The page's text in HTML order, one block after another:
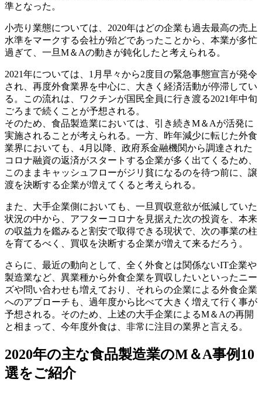
準となった。
小売り業態については、2020年はどの企業も過去最高の売上
水準をマークする会社が殆どであったことから、本業が多忙
過ぎて、一旦M＆Aの動きが鈍化したと考えられる。
2021年については、1月早々から2度目の緊急事態宣言が発令
され、再度外食業界を中心に、大きく経済活動が停滞してい
る。この流れは、ワクチンが国民全員に行き渡る2021年中旬
ごろまで続くことが予想される。
そのため、食品製造業においては、引き続きM＆Aが活発に
実施されることが考えられる。一方、昨年減少に転じた外食
業界においても、4月以降、政府系金融機関から調達された
コロナ融資の返済がスタートする企業が多く出てくるため、
このままキャッシュフローがジリ貧になるのを待つ前に、譲
渡を決断する企業が増えてくると考えられる。
また、大手企業側においても、一旦買収意欲が低減していた
状況の中から、アフターコロナを見据えた次の投資を、本来
の収益力を鑑みると割安で取得できる現状で、次の事業の柱
を育てるべく、買収を決断する企業が増えて来るだろう。
さらに、最近の動向として、全く外食とは関係ないIT企業や
製造業など、異業種から外食企業を買収したいといったニー
ズや問い合わせも増えており、それらの企業による外食企業
へのアプローチも、過年度から比べて大きく増えて行く事が
予想される。そのため、上述の大手企業によるM＆Aの再開
と相まって、今年度外食は、非常に注目の業界と言える。
2020年の主な食品製造業のM＆A事例10
選をご紹介